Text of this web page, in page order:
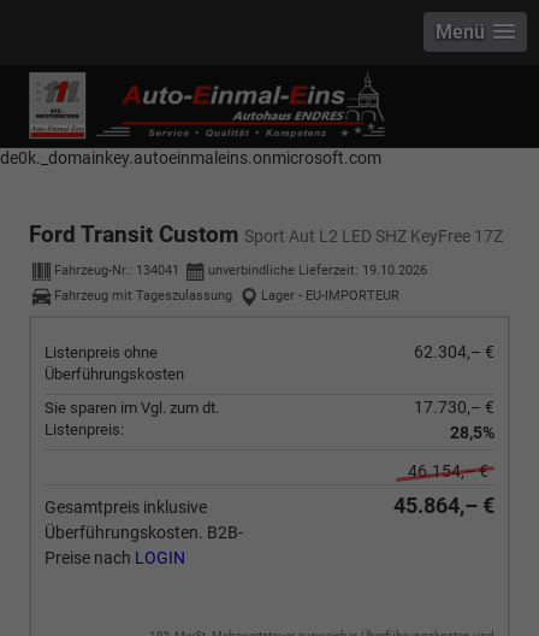
------------ Host Name : selector1._domainkey Points to address or value:
selector1-aee-de0k._domainkey.autoeinmaleins.onmicrosoft.com Host
Name : selector2._domainkey Points to address or value: selector2-aee-
de0k._domainkey.autoeinmaleins.onmicrosoft.com
Menü
Ford Transit Custom Sport Aut L2 LED SHZ KeyFree 17Z
Fahrzeug-Nr.: 134041 unverbindliche Lieferzeit: 19.10.2026
Fahrzeug mit Tageszulassung
Lager - EU-IMPORTEUR
Listenpreis ohne
Überführungskosten
62.304,– €
Sie sparen im Vgl. zum dt.
Listenpreis:
17.730,– €
28,5%
46.154,– €
Gesamtpreis inklusive
Überführungskosten. B2B-
Preise nach LOGIN
45.864,– €